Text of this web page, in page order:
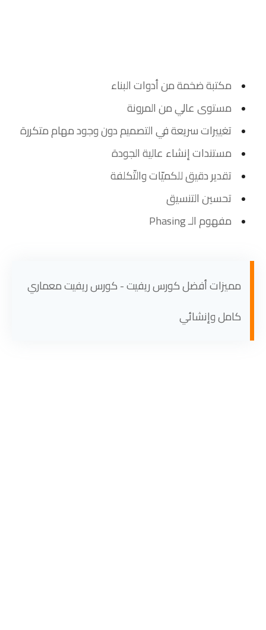
مكتبة ضخمة من أدوات البناء
مستوى عالي من المرونة
تغييرات سريعة في التصميم دون وجود مهام متكررة
مستندات إنشاء عالية الجودة
تقدير دقيق للكميّات والتّكلفة
تحسين التنسيق
مفهوم الـ Phasing
مميزات أفضل كورس ريفيت - كورس ريفيت معماري
كامل وإنشائي